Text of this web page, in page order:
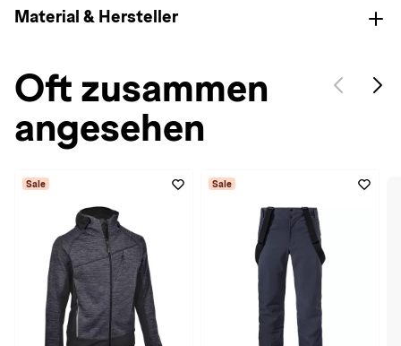
Material & Hersteller
Oft zusammen
angesehen
Sale Sale